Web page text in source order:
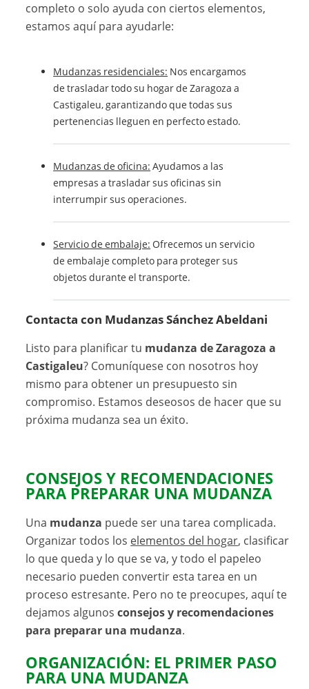
completo o solo ayuda con ciertos elementos,
estamos aquí para ayudarle:
Mudanzas residenciales: Nos encargamos
de trasladar todo su hogar de Zaragoza a
Castigaleu, garantizando que todas sus
pertenencias lleguen en perfecto estado.
Mudanzas de oficina: Ayudamos a las
empresas a trasladar sus oficinas sin
interrumpir sus operaciones.
Servicio de embalaje: Ofrecemos un servicio
de embalaje completo para proteger sus
objetos durante el transporte.
Contacta con Mudanzas Sánchez Abeldani
Listo para planificar tu mudanza de Zaragoza a
Castigaleu? Comuníquese con nosotros hoy
mismo para obtener un presupuesto sin
compromiso. Estamos deseosos de hacer que su
próxima mudanza sea un éxito.
CONSEJOS Y RECOMENDACIONES
PARA PREPARAR UNA MUDANZA
Una mudanza puede ser una tarea complicada.
Organizar todos los elementos del hogar, clasificar
lo que queda y lo que se va, y todo el papeleo
necesario pueden convertir esta tarea en un
proceso estresante. Pero no te preocupes, aquí te
dejamos algunosconsejos y recomendaciones
para preparar una mudanza.
ORGANIZACIÓN: EL PRIMER PASO
PARA UNA MUDANZA